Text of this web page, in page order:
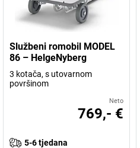
Službeni romobil MODEL
86 – HelgeNyberg
3 kotača, s utovarnom
površinom
Neto
769,- €
5-6 tjedana